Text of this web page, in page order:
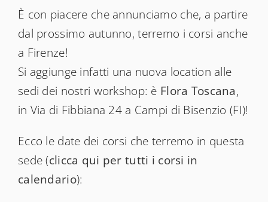
È con piacere che annunciamo che, a partire
dal prossimo autunno, terremo i corsi anche
a Firenze!
Si aggiunge infatti una nuova location alle
sedi dei nostri workshop: è Flora Toscana,
in Via di Fibbiana 24 a Campi di Bisenzio (FI)!
Ecco le date dei corsi che terremo in questa
sede (clicca qui per tutti i corsi in
calendario):